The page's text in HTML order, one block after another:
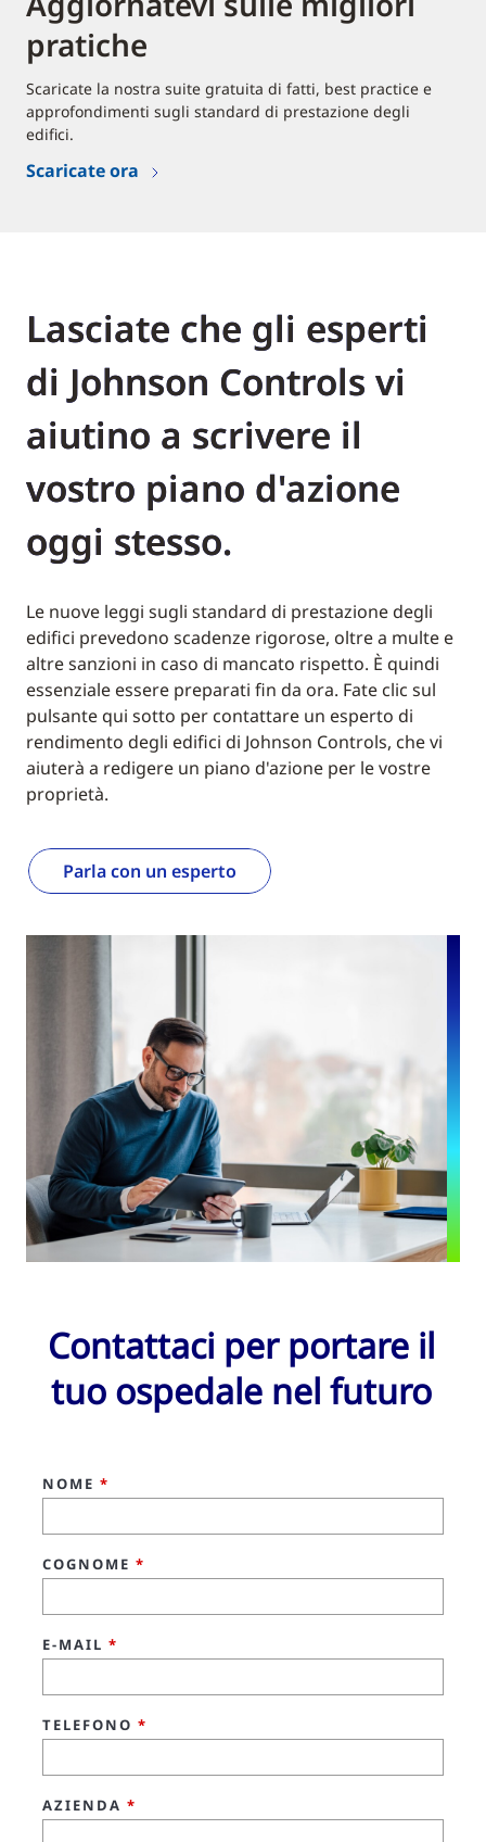
pratiche
Scaricate la nostra suite gratuita di fatti, best practice e
approfondimenti sugli standard di prestazione degli
edifici.
Scaricate ora
Lasciate che gli esperti
di Johnson Controls vi
aiutino a scrivere il
vostro piano d'azione
oggi stesso.
Le nuove leggi sugli standard di prestazione degli
edifici prevedono scadenze rigorose, oltre a multe e
altre sanzioni in caso di mancato rispetto. È quindi
essenziale essere preparati fin da ora. Fate clic sul
pulsante qui sotto per contattare un esperto di
rendimento degli edifici di Johnson Controls, che vi
aiuterà a redigere un piano d'azione per le vostre
proprietà.
Parla con un esperto
Contattaci per portare il
tuo ospedale nel futuro
NOME *
COGNOME *
E-MAIL *
TELEFONO *
AZIENDA *